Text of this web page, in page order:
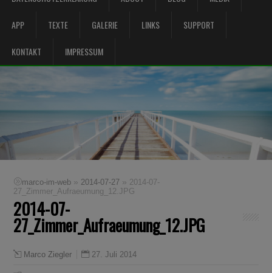
APP TEXTE GALERIE LINKS SUPPORT
KONTAKT IMPRESSUM
marco-im-web » 2014-07-27 » 2014-07-
27_Zimmer_Aufraeumung_12.JPG
2014-07-
27_Zimmer_Aufraeumung_12.JPG
Marco Ziegler 27. Juli 2014